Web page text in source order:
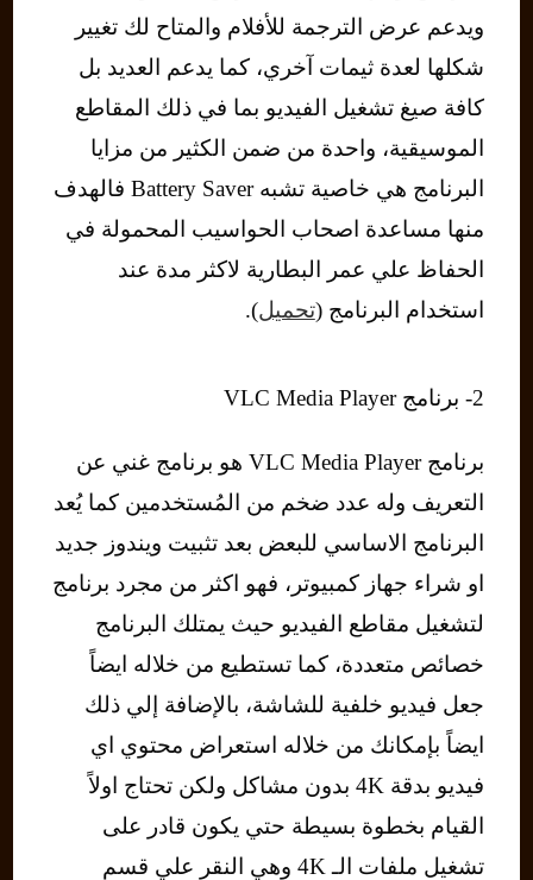
ويدعم عرض الترجمة للأفلام والمتاح لك تغيير
شكلها لعدة ثيمات آخري، كما يدعم العديد بل
كافة صيغ تشغيل الفيديو بما في ذلك المقاطع
الموسيقية، واحدة من ضمن الكثير من مزايا
البرنامج هي خاصية تشبه Battery Saver فالهدف
منها مساعدة اصحاب الحواسيب المحمولة في
الحفاظ علي عمر البطارية لاكثر مدة عند
استخدام البرنامج (تحميل).
2- برنامج VLC Media Player
برنامج VLC Media Player هو برنامج غني عن
التعريف وله عدد ضخم من المُستخدمين كما يُعد
البرنامج الاساسي للبعض بعد تثبيت ويندوز جديد
او شراء جهاز كمبيوتر، فهو اكثر من مجرد برنامج
لتشغيل مقاطع الفيديو حيث يمتلك البرنامج
خصائص متعددة، كما تستطيع من خلاله ايضاً
جعل فيديو خلفية للشاشة، بالإضافة إلي ذلك
ايضاً بإمكانك من خلاله استعراض محتوي اي
فيديو بدقة 4K بدون مشاكل ولكن تحتاج اولاً
القيام بخطوة بسيطة حتي يكون قادر على
تشغيل ملفات الـ 4K وهي النقر علي قسم